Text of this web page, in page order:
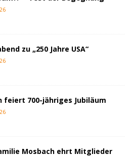
zu „250 Jahre USA“
feiert 700-jähriges Jubiläum
Mosbach ehrt Mitglieder